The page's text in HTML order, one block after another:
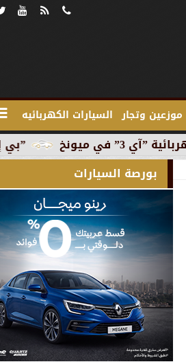
موزعين وتجار السيارات الكهربائيه
”بي إم دبليو” تبدأ
بورصة السيارات